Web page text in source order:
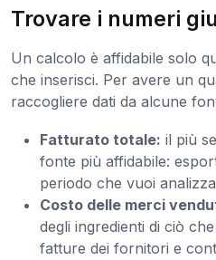
Trovare i numeri
Un calcolo è affidabile solo
che inserisci. Per avere un
raccogliere dati da alcune
Fatturato totale: il più
fonte più affidabile:
periodo che vuoi
Costo delle merci
degli ingredienti di ciò
fatture dei fornitori e